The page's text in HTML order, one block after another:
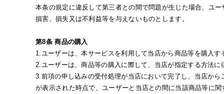
本条の規定に違反して第三者との間で問題が生じた場合、ユ
損害、損失又は不利益等を与えないものとします。
第8条 商品の購入
1.ユーザーは、本サービスを利用して当店から商品等を購入す
2.ユーザーは、商品等の購入に際して、当店が指定する方法
3.前項の申し込みの受付処理が当店において完了し、当店か
が表示された時点で、ユーザーと当店との間に当該商品等に